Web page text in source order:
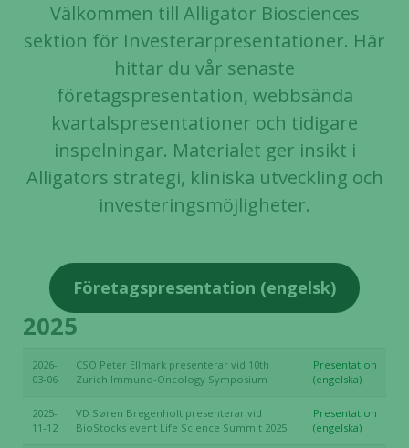
Välkommen till Alligator Biosciences
sektion för Investerarpresentationer. Här
hittar du vår senaste
företagspresentation, webbsända
kvartalspresentationer och tidigare
inspelningar. Materialet ger insikt i
Alligators strategi, kliniska utveckling och
investeringsmöjligheter.
Företagspresentation (engelsk)
2025
2026-
03-06
CSO Peter Ellmark presenterar vid 10th
Zurich Immuno-Oncology Symposium
Presentation
(engelska)
2025-
11-12
VD Søren Bregenholt presenterar vid
BioStocks event Life Science Summit 2025
Presentation
(engelska)